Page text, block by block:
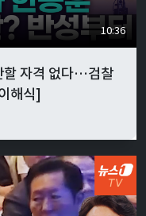
10:36
자격 없다…검찰
해식]